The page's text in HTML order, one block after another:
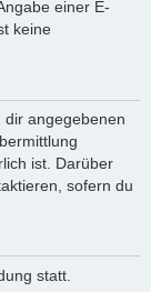
einer E-
keine
dir angegebenen
ist. Darüber
sofern du
statt.